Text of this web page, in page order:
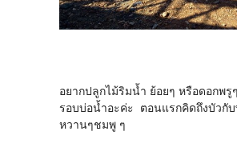
อยากปลูกไม้ริมน้ำ ย้อยๆ หรือดอกพ
รอบบ่อน้ำอะค่ะ ตอนแรกคิดถึงบัวกั
หวานๆชมพู ๆ